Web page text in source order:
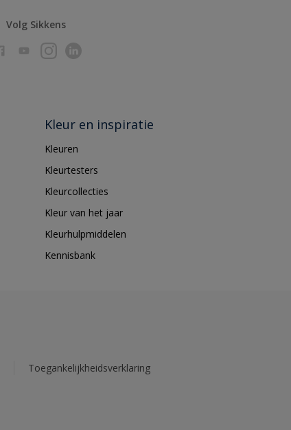
Volg Sikkens
Kleur en inspiratie
Kleuren
Kleurtesters
Kleurcollecties
Kleur van het jaar
Kleurhulpmiddelen
Kennisbank
Toegankelijkheidsverklaring